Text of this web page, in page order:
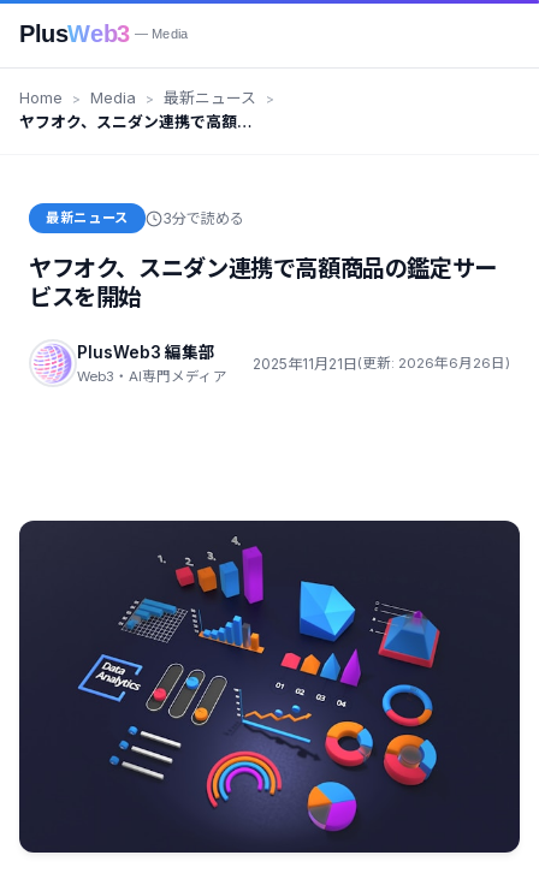
PlusWeb3 — Media
Home Media
最新ニュース
ヤフオク、スニダン連携で高額商
最新ニュース 3分で読める
ヤフオク、スニダン連携で高額商品の鑑定サー
ビスを開始
PlusWeb3 編集部
Web3・AI専門メディア
2025年11月21日(更新: 2026年6月26日)